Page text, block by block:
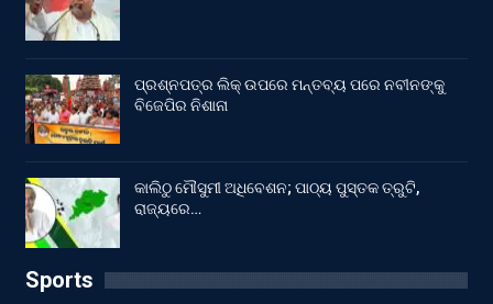
ପ୍ରଶ୍ନପତ୍ର ଲିକ୍ ଉପରେ ମନ୍ତବ୍ୟ ପରେ ନବୀନଙ୍କୁ
ବିଜେପିର ନିଶାନା
କାଲିଠୁ ମୌସୁମୀ ଅଧିବେଶନ; ପାଠ୍ୟ ପୁସ୍ତକ ତ୍ରୁଟି,
ରାଜ୍ୟରେ…
Sports